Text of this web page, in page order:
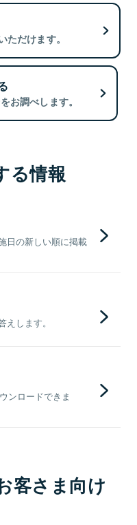
だけます。
お調べします。
る情報
日の新しい順に掲載
します。
ンロードできま
客さま向け